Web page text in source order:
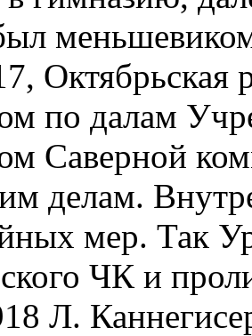
Октябрьская
по далам
Саверной
делам.
мер. Так
ЧК и
Л.